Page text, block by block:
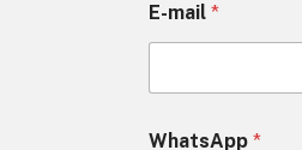
E-mail *
WhatsApp *